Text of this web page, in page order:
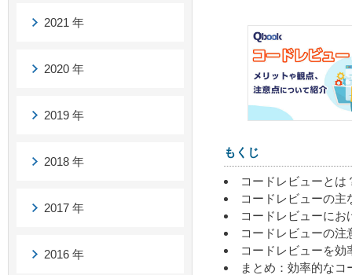
もくじ
コードレビューとは
コードレビューの主
コードレビューにお
コードレビューの注
コードレビューを
まとめ：効率的な
2021 年
2020 年
2019 年
2018 年
2017 年
2016 年